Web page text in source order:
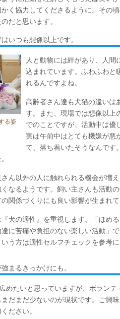
く協力してくださるように。その
だと思います。
いつも想像以上です。
る姿
人と動物には絆があり、人間
込まれています。ふわふわと
れるんですよね。
高齢者さん達も犬猫の違いは
す。また、現場では想像以上
でのことですが、活動中は優
実は午前中はとても機嫌が悪
て、落ち着いたそうなんです
ん以外の人に触れられる機会が増
なるようです。飼い主さんも活動
関係づくりにも良い影響が生まれて
犬の適性』を重視します。「ほめ
に苦痛や負担のない楽しい活動」
う方は適性セルフチェックを参考に
まるきっかけにも。
めたいと思っていますが、ボランテ
だまだ少ないのが現状です。ご興
ださい。